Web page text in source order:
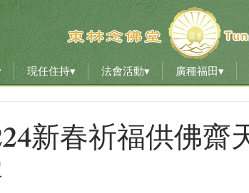
現任住持▾ 法會活動▾ 廣種福田▾
現任住持▾ 法會活動▾ 廣種福田▾
新春祈福供佛